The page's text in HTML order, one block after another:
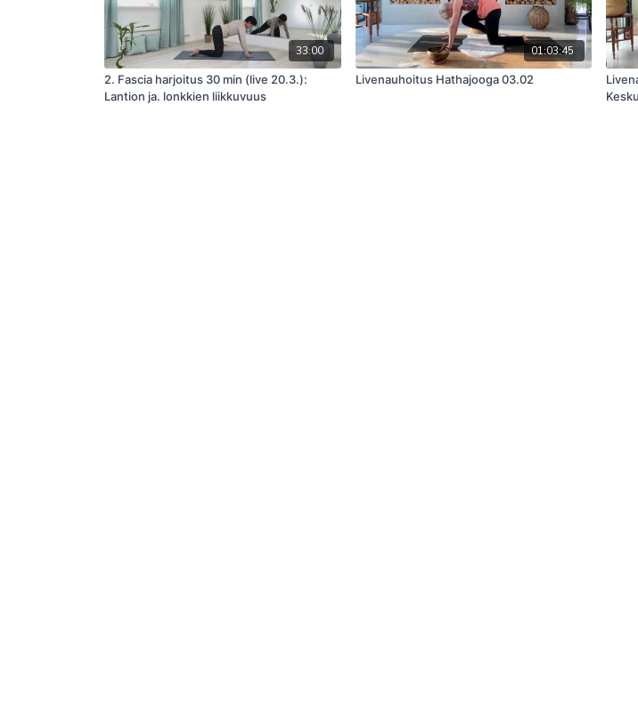
33:00
2. Fascia harjoitus 30 min (live 20.3.):
Lantion ja. lonkkien liikkuvuus
01:03:45
Livenauhoitus Hathajooga 03.02